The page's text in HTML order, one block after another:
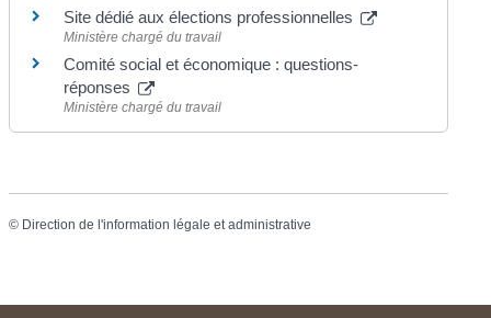
Site dédié aux élections professionnelles
Ministère chargé du travail
Comité social et économique : questions-
réponses
Ministère chargé du travail
© Direction de l'information légale et administrative